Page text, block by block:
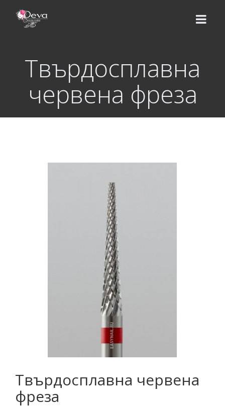
НАЧАЛО
ЕКИП
Надграждащи курсове
Материали за изграждане на нокти
Златните четки на Татяна Гюмишева
Твърдосплавна
червена фреза
Твърдосплавна червена
фреза